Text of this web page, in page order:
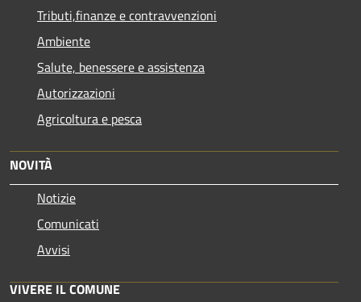
Tributi,finanze e contravvenzioni
Ambiente
Salute, benessere e assistenza
Autorizzazioni
Agricoltura e pesca
NOVITÀ
Notizie
Comunicati
Avvisi
VIVERE IL COMUNE